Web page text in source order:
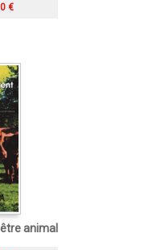
€
animal